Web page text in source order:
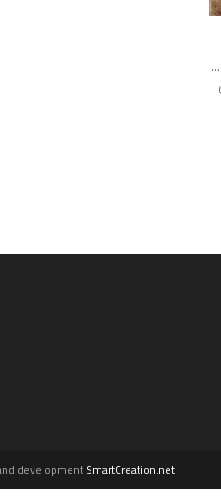
developmentSmartCreation.net